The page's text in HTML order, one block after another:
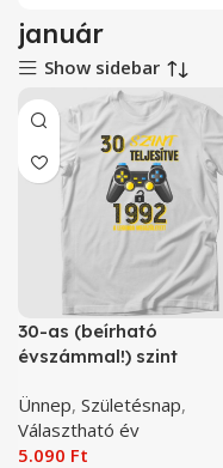
január
Show sidebar
30-as (beírható
évszámmal!) szint
évszámmal!) legenda
született póló
Ünnep, Születésnap,
Választható év
5.090 Ft